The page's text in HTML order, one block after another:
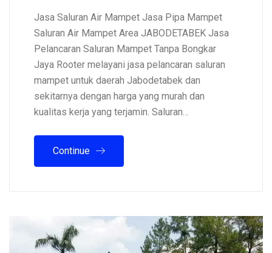
Jasa Saluran Air Mampet Jasa Pipa Mampet
Saluran Air Mampet Area JABODETABEK Jasa
Pelancaran Saluran Mampet Tanpa Bongkar
Jaya Rooter melayani jasa pelancaran saluran
mampet untuk daerah Jabodetabek dan
sekitarnya dengan harga yang murah dan
kualitas kerja yang terjamin. Saluran…
Continue